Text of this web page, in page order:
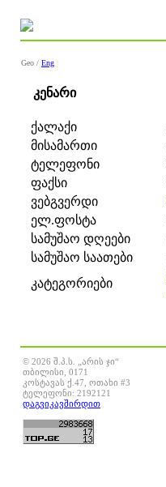
Geo / Eng
კენარი
ქალაქი
მისამართი
ტელეფონი
ფაქსი
ვებგვერდი
ელ.ფოსტა
სამუშაო დღეები
სამუშაო საათები
კატეგორიები
© 2026 შ.პ.ს. „არის ჯი“
თბილისი, 0171
კოსტავას ქ.47, ოთახი #3
ტელეფონი: 2192121
დაგვიკავშირდით